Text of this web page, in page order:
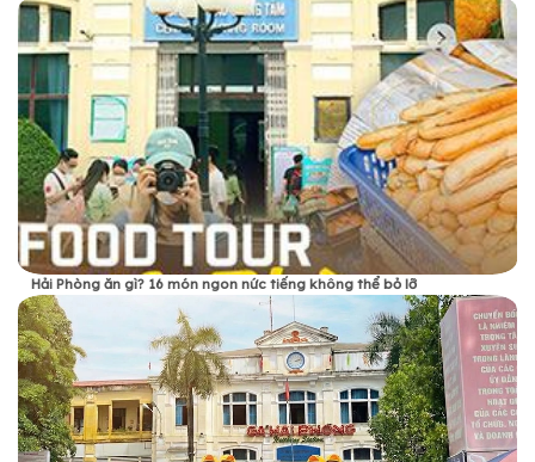
Hải Phòng ăn gì? 16 món ngon nức tiếng không thể bỏ lỡ